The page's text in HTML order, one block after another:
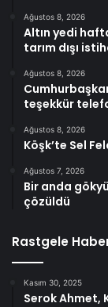
Ağustos 8, 2026
Altın yedi
tarım dışı
Ağustos 8, 2026
teşekkür
Ağustos 8, 2026
Köşk’te Sel
Ağustos 7, 2026
Bir anda
çözüldü
Rastgele
Kasım 30, 2025
Serok Ahmet,